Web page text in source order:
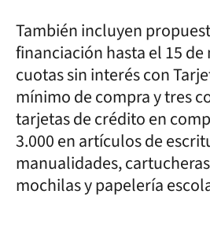
También incluyen
financiación hasta el 15 de
cuotas sin interés con
mínimo de compra y tres
tarjetas de crédito en
3.000 en artículos de
manualidades,
mochilas y papelería